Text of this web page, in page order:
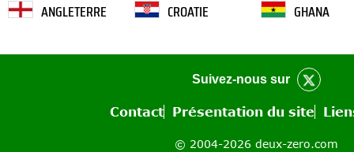
ANGLETERRE
CROATIE GHANA
Suivez-nous sur
Contact Présentation du site
© 2004-2026 deux-zero.com